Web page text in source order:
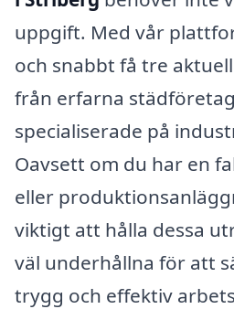
uppgift. Med vår
och snabbt få tre
från erfarna
specialiserade på
Oavsett om du har en
eller
viktigt att hålla dessa
väl underhållna för att
trygg och effektiv